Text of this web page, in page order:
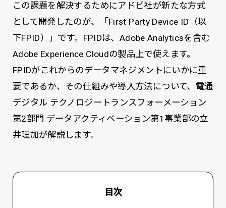
この課題を解決するためにアドビ社が新たな方式
として開発したのが、「First Party Device ID（以
下FPID）」です。FPIDは、Adobe Analyticsを含む
Adobe Experience Cloudの製品上で使えます。
FPIDがこれからのデータマネジメントにいかに重
要であるか、その仕組みや導入方法について、電通
デジタル テクノロジートランスフォーメーション
第2部門 データアクティベーション第1事業部の立
井理加が解説します。
目次